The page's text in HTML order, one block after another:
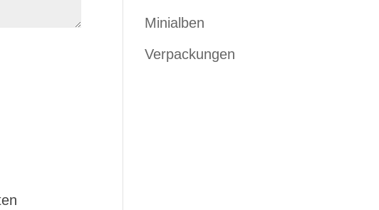
Minialben
Verpackungen